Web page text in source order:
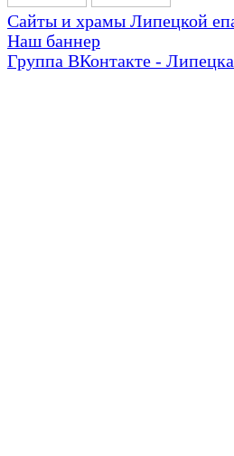
Сайты и храмы Липецкой
Наш баннер
Группа ВКонтакте -